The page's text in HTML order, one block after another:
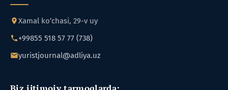
Xamal ko‘chasi, 29-v uy
+99855 518 57 77 (738)
yuristjournal@adliya.uz